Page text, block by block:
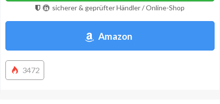
sicherer & geprüfter Händler / Online-Shop
Amazon
3472